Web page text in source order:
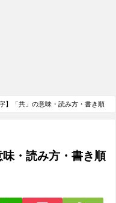
】「共」の意味・読み方・書き順
味・読み方・書き順